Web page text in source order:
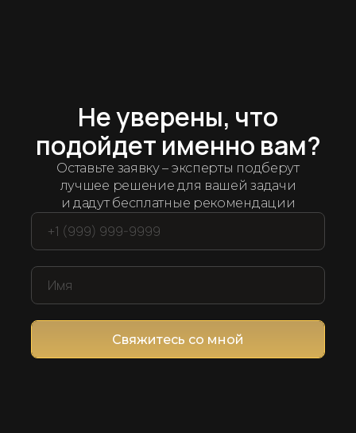
Не уверены, что
подойдет именно вам?
Оставьте заявку – эксперты подберут
лучшее решение для вашей задачи
и дадут бесплатные рекомендации
Свяжитесь со мной
лучшие
мы протестировали и отобрали десятки
компанией и продажами